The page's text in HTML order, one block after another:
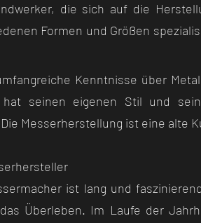
die sich auf die
Formen und Größen
Kenntnisse über
hat seinen eigenen Stil und
Messerherstellung ist eine alte
ist lang und
Überleben. Im Laufe der